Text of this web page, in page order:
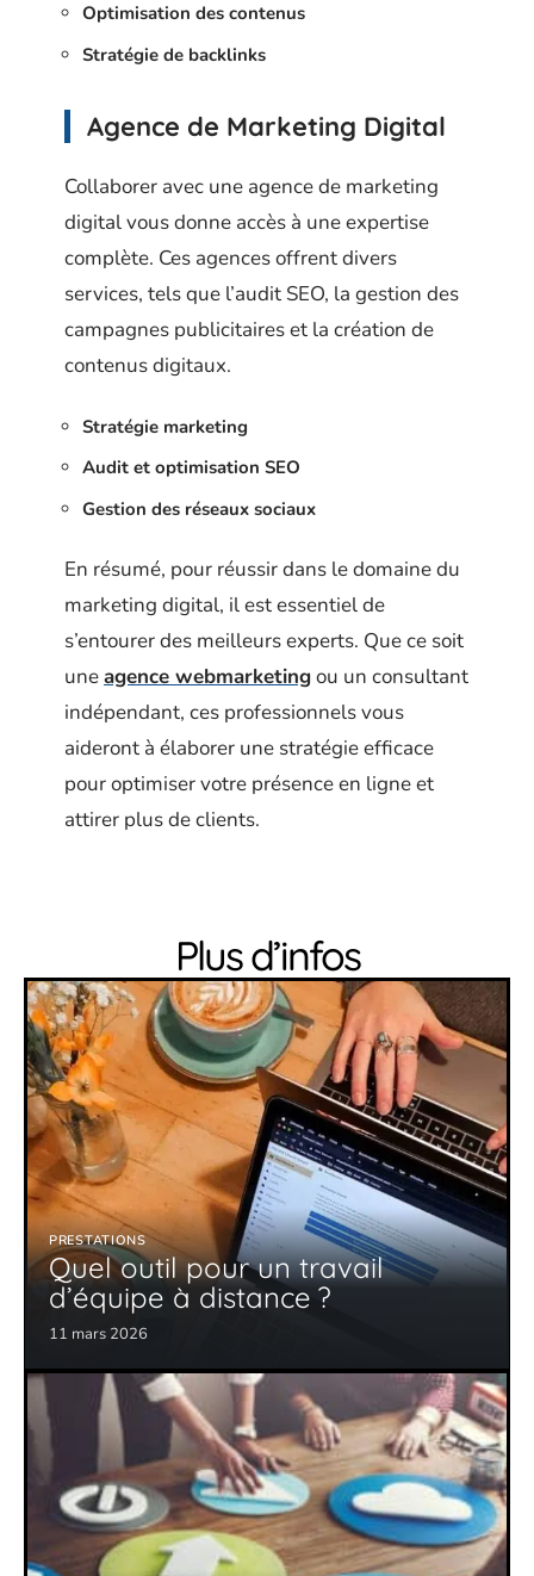
Optimisation des contenus
Stratégie de backlinks
Agence de Marketing Digital
Collaborer avec une agence de marketing
digital vous donne accès à une expertise
complète. Ces agences offrent divers
services, tels que l’audit SEO, la gestion des
campagnes publicitaires et la création de
contenus digitaux.
Stratégie marketing
Audit et optimisation SEO
Gestion des réseaux sociaux
En résumé, pour réussir dans le domaine du
marketing digital, il est essentiel de
s’entourer des meilleurs experts. Que ce soit
uneagence webmarketingou un consultant
indépendant, ces professionnels vous
aideront à élaborer une stratégie efficace
pour optimiser votre présence en ligne et
attirer plus de clients.
Plus d’infos
PRESTATIONS
Quel outil pour un travail
d’équipe à distance ?
11 mars 2026